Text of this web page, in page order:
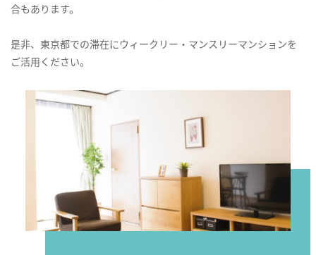
合もあります。
是非、東京都での滞在にウィークリー・マンスリーマンションを
ご活用ください。